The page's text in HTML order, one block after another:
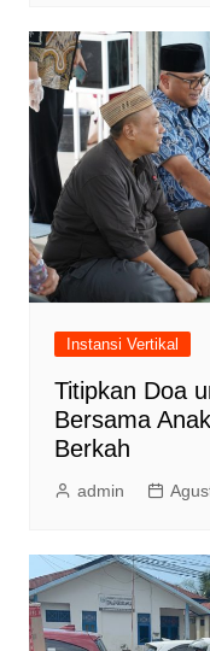
Instansi Vertikal
Titipkan Doa
Bersama
Berkah
admin